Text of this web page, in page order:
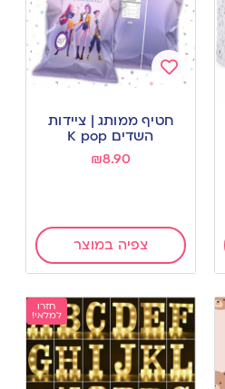
wishlist
חטיף ממותג | ציידות
השדים K pop
₪8.90
צפיה במוצר
חזרו
למלאי!